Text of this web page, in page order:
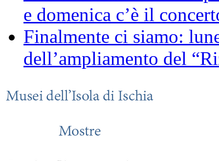
e domenica c’è il
Finalmente ci siamo:
dell’ampliamento del